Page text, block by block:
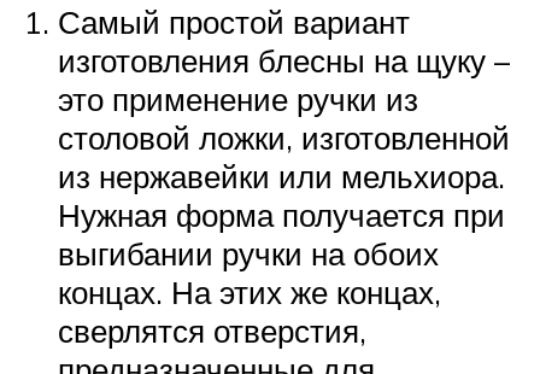
Самый простой вариант
изготовления блесны на щуку –
это применение ручки из
столовой ложки, изготовленной
из нержавейки или мельхиора.
Нужная форма получается при
выгибании ручки на обоих
концах. На этих же концах,
сверлятся отверстия,